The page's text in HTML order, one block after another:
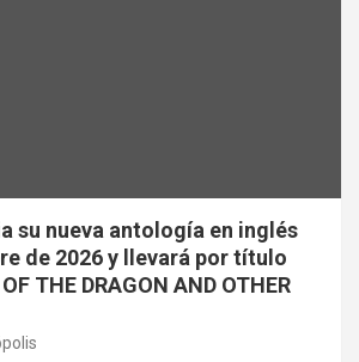
su nueva antología en inglés
de 2026 y llevará por título
THE DRAGON AND OTHER